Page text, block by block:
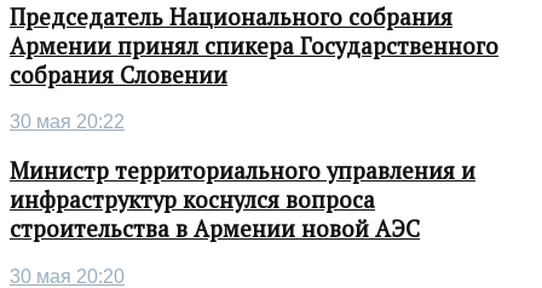
Председатель Национального собрания
Армении принял спикера Государственного
собрания Словении
30 мая 20:22
Министр территориального управления и
инфраструктур коснулся вопроса
строительства в Армении новой АЭС
30 мая 20:20